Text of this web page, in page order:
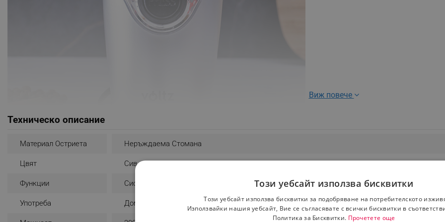
Електрическа кафемелачка Voltz, 200 W, 50 гр, Сребрист/черен
- Капацитет: 50 гр
- Бутон за Вкл./Изкл
- Система за безопасност - работи само, ако капакът е добре затворен
Виж повече
Техническо описание
Материал Остриета Неръждаема Стомана
Цвят Сив
Функции Система За Сигурност
Употреба Домашна
Този уебсайт използва бисквитки
Този уебсайт използва бисквитки за подобряване на потребителското
Използвайки нашия уебсайт, Вие се съгласявате с всички бисквитки в
Политика за Бисквитки. Прочетете още